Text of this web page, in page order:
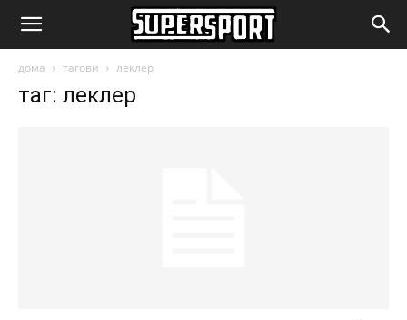
SuperSport.mk
дома тагови леклер
таг: леклер